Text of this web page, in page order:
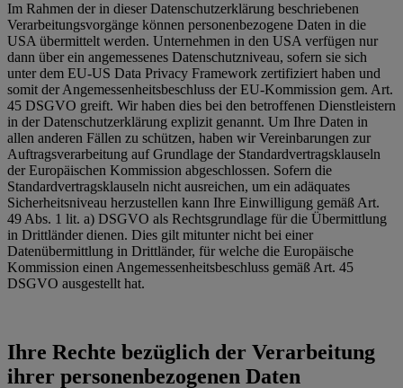
Im Rahmen der in dieser Datenschutzerklärung beschriebenen
Verarbeitungsvorgänge können personenbezogene Daten in die
USA übermittelt werden. Unternehmen in den USA verfügen nur
dann über ein angemessenes Datenschutzniveau, sofern sie sich
unter dem EU-US Data Privacy Framework zertifiziert haben und
somit der Angemessenheitsbeschluss der EU-Kommission gem. Art.
45 DSGVO greift. Wir haben dies bei den betroffenen Dienstleistern
in der Datenschutzerklärung explizit genannt. Um Ihre Daten in
allen anderen Fällen zu schützen, haben wir Vereinbarungen zur
Auftragsverarbeitung auf Grundlage der Standardvertragsklauseln
der Europäischen Kommission abgeschlossen. Sofern die
Standardvertragsklauseln nicht ausreichen, um ein adäquates
Sicherheitsniveau herzustellen kann Ihre Einwilligung gemäß Art.
49 Abs. 1 lit. a) DSGVO als Rechtsgrundlage für die Übermittlung
in Drittländer dienen. Dies gilt mitunter nicht bei einer
Datenübermittlung in Drittländer, für welche die Europäische
Kommission einen Angemessenheitsbeschluss gemäß Art. 45
DSGVO ausgestellt hat.
Ihre Rechte bezüglich der Verarbeitung
ihrer personenbezogenen Daten